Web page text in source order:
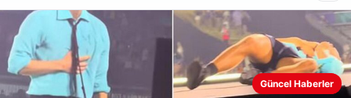
© 2026 Haberevi – Güncel Haberler
Web sitemizi nasıl kullandığınızı daha iyi anlayabilmek,Güncel Haberler
Yeminli Tercüme Bürosu| Malta Dil Okulu|